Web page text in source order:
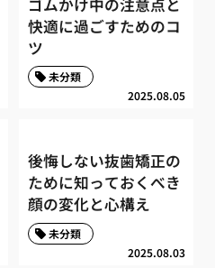
快適に過ごすためのコ
ツ
2025.08.05
未分類
後悔しない抜歯矯正の
ために知っておくべき
顔の変化と心構え
2025.08.03
未分類